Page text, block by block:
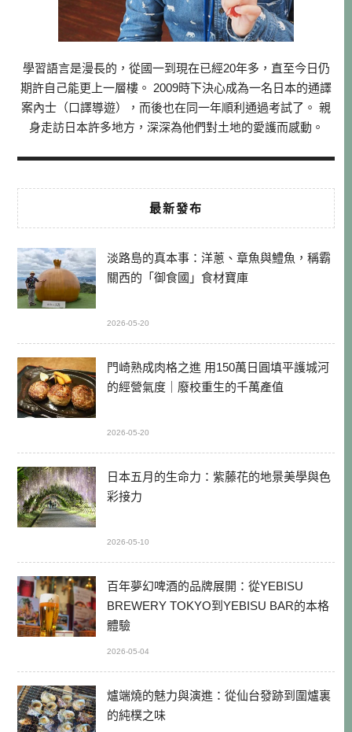
學習語言是漫長的，從國一到現在已經20年多，直至今日仍
期許自己能更上一層樓。 2009時下決心成為一名日本的通譯
案內士（口譯導遊），而後也在同一年順利通過考試了。 親
身走訪日本許多地方，深深為他們對土地的愛護而感動。
最新發布
淡路島的真本事：洋蔥、章魚與鱧魚，稱霸
關西的「御食國」食材寶庫
2026-05-20
門崎熟成肉格之進 用150萬日圓填平護城河
的經營氣度｜廢校重生的千萬產值
2026-05-20
日本五月的生命力：紫藤花的地景美學與色
彩接力
2026-05-10
百年夢幻啤酒的品牌展開：從YEBISU
BREWERY TOKYO到YEBISU BAR的本格
體驗
2026-05-04
爐端燒的魅力與演進：從仙台發跡到圍爐裏
的純樸之味